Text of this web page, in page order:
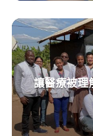
讓醫療被理